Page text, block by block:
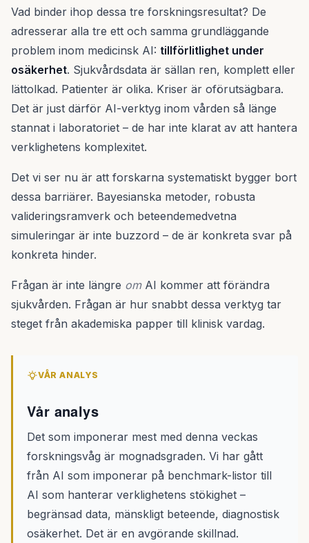
Vad binder ihop dessa tre forskningsresultat? De
adresserar alla tre ett och samma grundläggande
problem inom medicinsk AI: tillförlitlighet under
osäkerhet. Sjukvårdsdata är sällan ren, komplett eller
lättolkad. Patienter är olika. Kriser är oförutsägbara.
Det är just därför AI-verktyg inom vården så länge
stannat i laboratoriet – de har inte klarat av att hantera
verklighetens komplexitet.
Det vi ser nu är att forskarna systematiskt bygger bort
dessa barriärer. Bayesianska metoder, robusta
valideringsramverk och beteendemedvetna
simuleringar är inte buzzord – de är konkreta svar på
konkreta hinder.
Frågan är inte längre omAI kommer att förändra
sjukvården. Frågan är hur snabbt dessa verktyg tar
steget från akademiska papper till klinisk vardag.
VÅR ANALYS
Vår analys
Det som imponerar mest med denna veckas
forskningsvåg är mognadsgraden. Vi har gått
från AI som imponerar på benchmark-listor till
AI som hanterar verklighetens stökighet –
begränsad data, mänskligt beteende, diagnostisk
osäkerhet. Det är en avgörande skillnad.